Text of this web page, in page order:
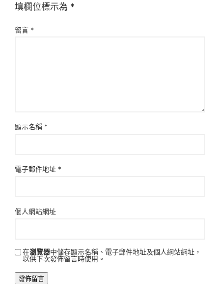
填欄位標示為 *
留言 *
顯示名稱 *
電子郵件地址 *
個人網站網址
在瀏覽器中儲存顯示名稱、電子郵件地址及個人網站網址，
以供下次發佈留言時使用。